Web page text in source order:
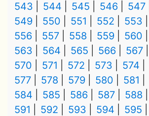
543
544 545 546 547
549
550 551 552 553
556
557 558 559 560
563
564 565 566 567
570
571 572 573 574
577
578 579 580 581
584
585 586 587 588
591
592 593 594 595